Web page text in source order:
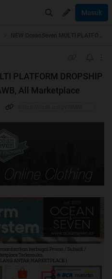
Masuk
PLATFORM DROPSHIP
All Marketplace